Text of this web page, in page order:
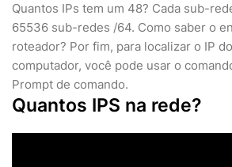
Quantos IPs tem um 48? Cada sub-
65536 sub-redes /64. Como saber o
roteador? Por fim, para localizar o IP
computador, você pode usar o
Prompt de comando.
Quantos IPS na rede?